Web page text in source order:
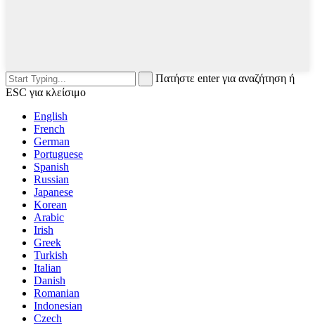
Πατήστε enter για αναζήτηση ή
ESC για κλείσιμο
English
French
German
Portuguese
Spanish
Russian
Japanese
Korean
Arabic
Irish
Greek
Turkish
Italian
Danish
Romanian
Indonesian
Czech